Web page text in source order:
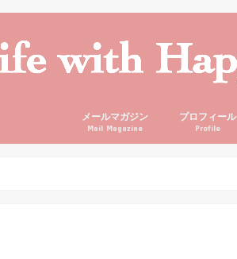
メールマガジン
Mail Magazine
プロフィール
Profile